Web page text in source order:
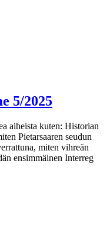
5/2025
aiheista kuten: Historian
Pietarsaaren seudun
miten vihreän
ensimmäinen Interreg